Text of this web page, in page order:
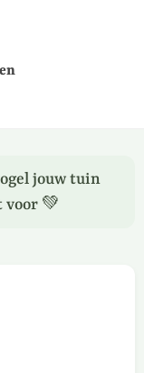
jouw tuin
voor 💚